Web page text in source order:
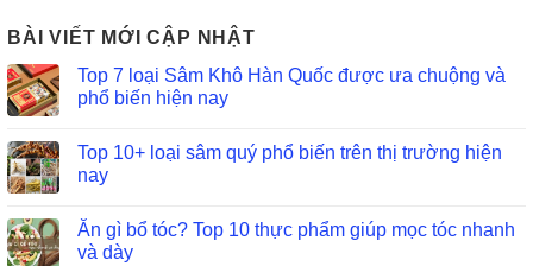
BÀI VIẾT MỚI CẬP NHẬT
Top 7 loại Sâm Khô Hàn Quốc được ưa chuộng và
phổ biến hiện nay
Top 10+ loại sâm quý phổ biến trên thị trường hiện
nay
Ăn gì bổ tóc? Top 10 thực phẩm giúp mọc tóc nhanh
và dày